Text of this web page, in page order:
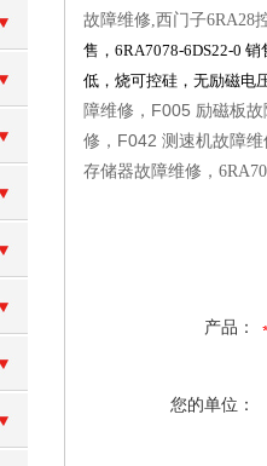
故障维修,西门子6RA28
售， 6RA7078-6DS22-0 销
低，烧可控硅，无励磁电
障维修， F005 励磁板
修， F042 测速机故障维
存储器故障维修，
产品：
您的单位：